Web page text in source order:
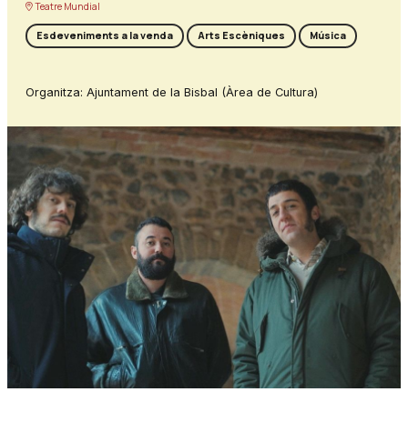
Teatre Mundial
Esdeveniments a la venda Arts Escèniques Música
Organitza: Ajuntament de la Bisbal (Àrea de Cultura)